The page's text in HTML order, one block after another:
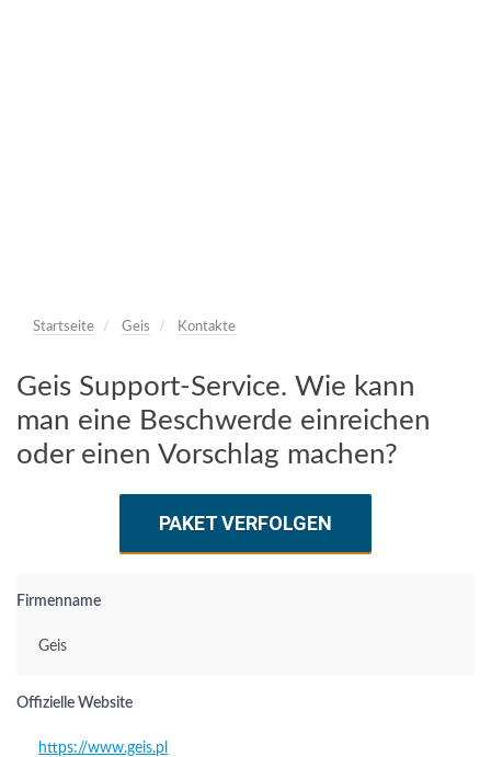
Startseite Geis Kontakte
Geis Support-Service. Wie kann
man eine Beschwerde einreichen
oder einen Vorschlag machen?
PAKET VERFOLGEN
Firmenname
Geis
Offizielle Website
https://www.geis.pl